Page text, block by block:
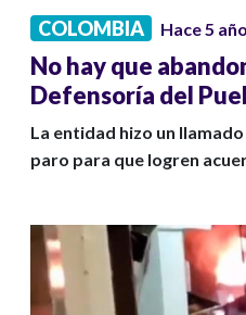
COLOMBIA Hace 5
No hay que
Defensoría del
La entidad hizo un
paro para que logren